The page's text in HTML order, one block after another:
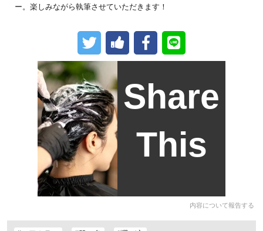
ー。楽しみながら執筆させていただきます！
Share
This
内容について報告する